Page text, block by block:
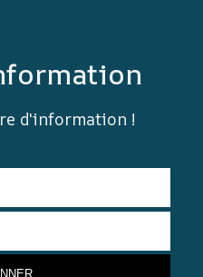
d'information !